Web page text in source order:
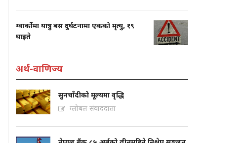
ग्वार्कोमा यात्रु बस दुर्घटनामा एकको मृत्यु, १९
घाइते
अर्थ-वाणिज्य
सुनचाँदीको मूल्यमा वृद्धि
ग्लोबल संवाददाता